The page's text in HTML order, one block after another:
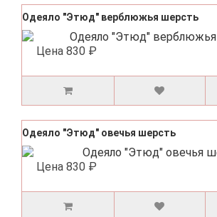
Одеяло "Этюд" верблюжья шерсть
Цена 830 ₽
Одеяло "Этюд" овечья шерсть
Цена 830 ₽